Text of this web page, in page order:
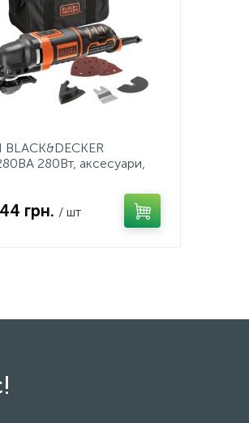
280Вт, аксесуари,
грн. / шт